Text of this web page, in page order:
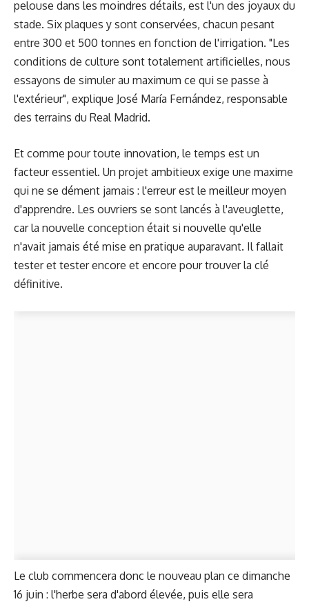
pelouse dans les moindres détails, est l'un des joyaux du
stade. Six plaques y sont conservées, chacun pesant
entre 300 et 500 tonnes en fonction de l'irrigation. "Les
conditions de culture sont totalement artificielles, nous
essayons de simuler au maximum ce qui se passe à
l'extérieur", explique José María Fernández, responsable
des terrains du Real Madrid.
Et comme pour toute innovation, le temps est un
facteur essentiel. Un projet ambitieux exige une maxime
qui ne se dément jamais : l'erreur est le meilleur moyen
d'apprendre. Les ouvriers se sont lancés à l'aveuglette,
car la nouvelle conception était si nouvelle qu'elle
n'avait jamais été mise en pratique auparavant. Il fallait
tester et tester encore et encore pour trouver la clé
définitive.
Le club commencera donc le nouveau plan ce dimanche
16 juin : l'herbe sera d'abord élevée, puis elle sera